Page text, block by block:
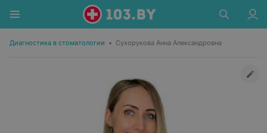
Диагностика в стоматологии • Сухорукова Анна Александровна